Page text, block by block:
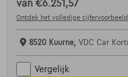
van €6.251,57
Ontdek het volledige cijfervoorbeeld
8520 Kuurne, VDC Car
Vergelijk